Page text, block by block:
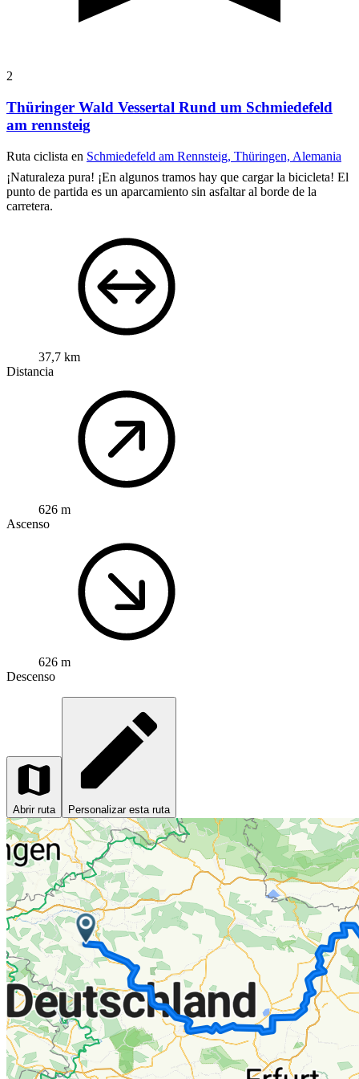
2
Thüringer Wald Vessertal Rund um Schmiedefeld
am rennsteig
Ruta ciclista en Schmiedefeld am Rennsteig, Thüringen, Alemania
¡Naturaleza pura! ¡En algunos tramos hay que cargar la bicicleta! El
punto de partida es un aparcamiento sin asfaltar al borde de la
carretera.
37,7 km
Distancia
626 m
Ascenso
626 m
Descenso
Abrir ruta Personalizar esta ruta